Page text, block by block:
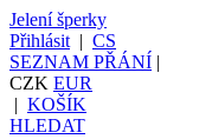
Jelení šperky
Přihlásit | CS
SEZNAM PŘÁNÍ |
CZK EUR
| KOŠÍK
HLEDAT